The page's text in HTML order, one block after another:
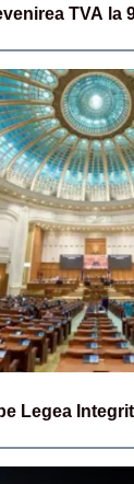
TVA la
Legea